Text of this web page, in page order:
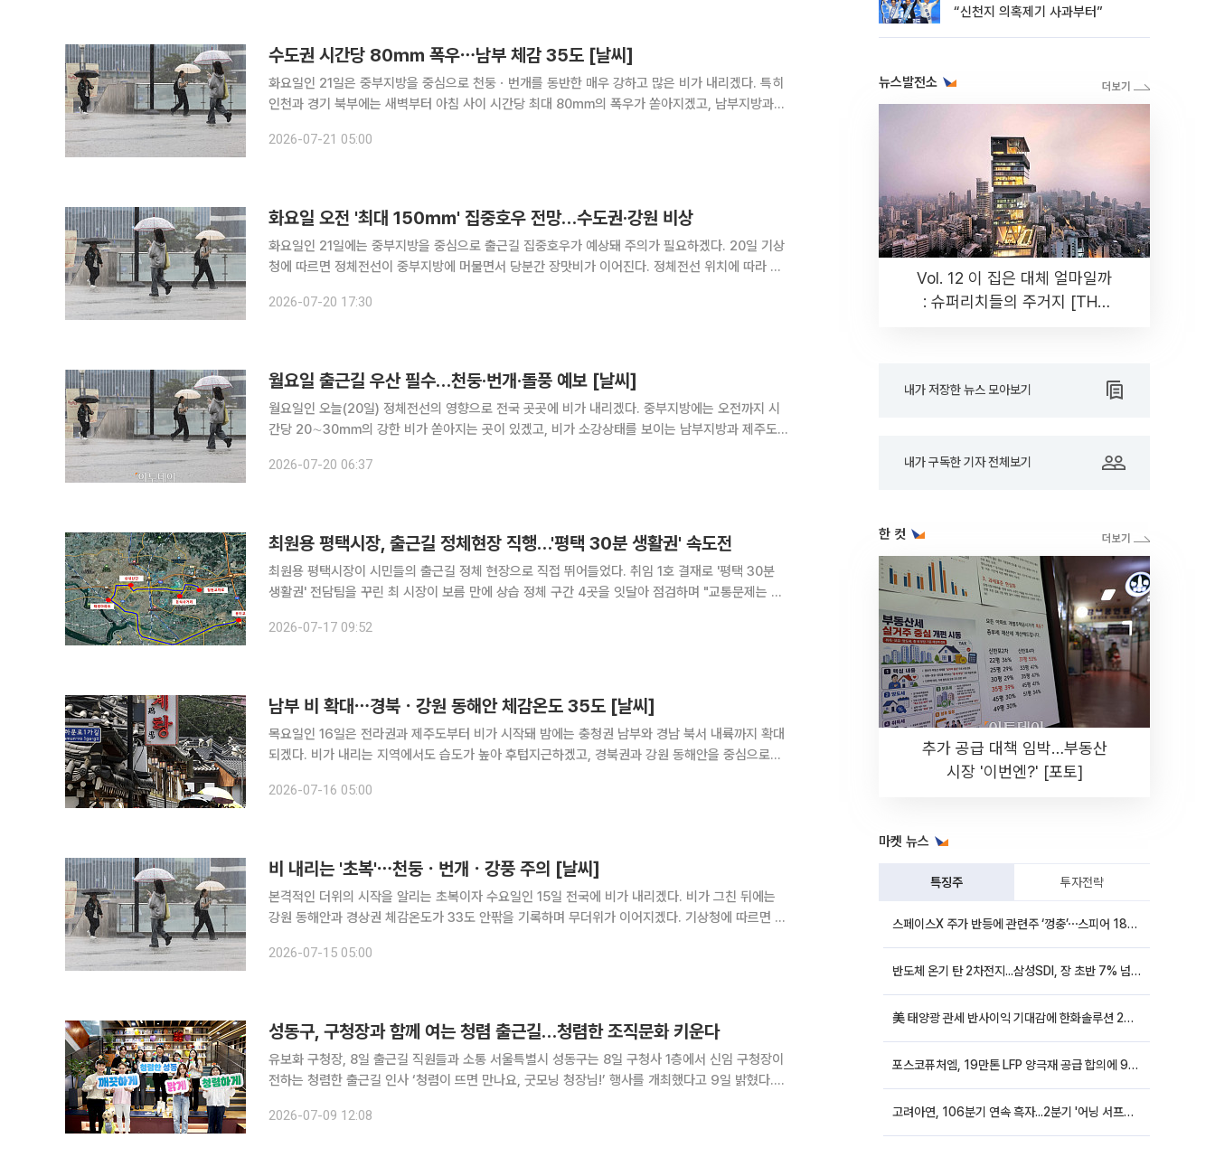
수도권 시간당 80㎜ 폭우⋯남부 체감 35도 [날씨]
화요일인 21일은 중부지방을 중심으로 천둥ㆍ번개를 동반한 매우 강하고 많은 비가 내리겠다. 특히
인천과 경기 북부에는 새벽부터 아침 사이 시간당 최대 80㎜의 폭우가 쏟아지겠고, 남부지방과
날 전국은 대체로 흐리고 대부분 지역에 비가 내리겠다. 다만 남부지방은
2026-07-21 05:00
화요일 오전 '최대 150㎜' 집중호우 전망…수도권·강원 비상
화요일인 21일에는 중부지방을 중심으로 출근길 집중호우가 예상돼 주의가 필요하겠다. 20일 기상
청에 따르면 정체전선이 중부지방에 머물면서 당분간 장맛비가 이어진다. 정체전선 위치에 따라 중
늦은 새벽에서 아침까지 시간당 50∼80㎜의 매우 강한 비가 내릴 전망
2026-07-20 17:30
월요일 출근길 우산 필수…천둥·번개·돌풍 예보 [날씨]
월요일인 오늘(20일) 정체전선의 영향으로 전국 곳곳에 비가 내리겠다. 중부지방에는 오전까지 시
간당 20∼30㎜의 강한 비가 쏟아지는 곳이 있겠고, 비가 소강상태를 보이는 남부지방과 제주도
남북으로 오르내리는 정체전선 장마의 영향으로 22일까지 전국에 비가
2026-07-20 06:37
최원용 평택시장, 출근길 정체현장 직행…'평택 30분 생활권' 속도전
최원용 평택시장이 시민들의 출근길 정체 현장으로 직접 뛰어들었다. 취임 1호 결재로 '평택 30분
생활권' 전담팀을 꾸린 최 시장이 보름 만에 상습 정체 구간 4곳을 잇달아 점검하며 "교통문제는 책
구성을 지시하며 지역 교통난 해소에 강한 의지를 보인 행
2026-07-17 09:52
남부 비 확대⋯경북ㆍ강원 동해안 체감온도 35도 [날씨]
목요일인 16일은 전라권과 제주도부터 비가 시작돼 밤에는 충청권 남부와 경남 북서 내륙까지 확대
되겠다. 비가 내리는 지역에서도 습도가 높아 후텁지근하겠고, 경북권과 강원 동해안을 중심으로는
2026-07-16 05:00
비 내리는 '초복'⋯천둥ㆍ번개ㆍ강풍 주의 [날씨]
본격적인 더위의 시작을 알리는 초복이자 수요일인 15일 전국에 비가 내리겠다. 비가 그친 뒤에는
강원 동해안과 경상권 체감온도가 33도 안팎을 기록하며 무더위가 이어지겠다. 기상청에 따르면 이
중심으로 돌풍과 천둥ㆍ번개를 동반한 매우 강한 비가 내리는 곳이 있겠
2026-07-15 05:00
성동구, 구청장과 함께 여는 청렴 출근길…청렴한 조직문화 키운다
유보화 구청장, 8일 출근길 직원들과 소통 서울특별시 성동구는 8일 구청사 1층에서 신임 구청장이
전하는 청렴한 출근길 인사 ‘청렴이 뜨면 만나요, 굿모닝 청장님!’ 행사를 개최했다고 9일 밝혔다.
장해 응원과 격려의 메시지를 전하고, 자유로운 소통을 통해
2026-07-09 12:08
“신천지 의혹제기 사과부터”
뉴스발전소
Vol. 12 이 집은 대체 얼마일까
: 슈퍼리치들의 주거지 [THE
내가 저장한 뉴스 모아보기
내가 구독한 기자 전체보기
한 컷
추가 공급 대책 임박…부동산
시장 '이번엔?' [포토]
마켓 뉴스
특징주 투자전략
스페이스X 주가 반등에 관련주 ‘껑충’⋯스피어 18%ㆍ에이치브이엠 12%↑
반도체 온기 탄 2차전지...삼성SDI, 장 초반 7% 넘게 껑충
美 태양광 관세 반사이익 기대감에 한화솔루션 20%대·OCI홀딩스 14%대 급등
포스코퓨처엠, 19만톤 LFP 양극재 공급 합의에 9%대 강세
고려아연, 106분기 연속 흑자...2분기 '어닝 서프라이즈'에 장 초반 12%대 강세